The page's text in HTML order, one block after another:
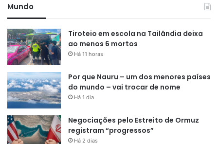
Mundo
Tiroteio em escola na Tailândia deixa
ao menos 6 mortos
Há 11 horas
Por que Nauru – um dos menores países
do mundo – vai trocar de nome
Há 1 dia
Negociações pelo Estreito de Ormuz
registram “progressos”
Há 2 dias